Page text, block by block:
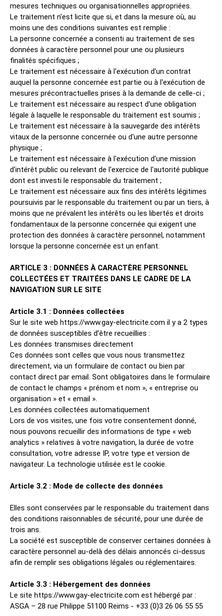
mesures techniques ou organisationnelles appropriées.
Le traitement n'est licite que si, et dans la mesure où, au
moins une des conditions suivantes est remplie :
La personne concernée a consenti au traitement de ses
données à caractère personnel pour une ou plusieurs
finalités spécifiques ;
Le traitement est nécessaire à l'exécution d'un contrat
auquel la personne concernée est partie ou à l'exécution de
mesures précontractuelles prises à la demande de celle-ci ;
Le traitement est nécessaire au respect d'une obligation
légale à laquelle le responsable du traitement est soumis ;
Le traitement est nécessaire à la sauvegarde des intérêts
vitaux de la personne concernée ou d'une autre personne
physique ;
Le traitement est nécessaire à l'exécution d'une mission
d'intérêt public ou relevant de l'exercice de l'autorité publique
dont est investi le responsable du traitement ;
Le traitement est nécessaire aux fins des intérêts légitimes
poursuivis par le responsable du traitement ou par un tiers, à
moins que ne prévalent les intérêts ou les libertés et droits
fondamentaux de la personne concernée qui exigent une
protection des données à caractère personnel, notamment
lorsque la personne concernée est un enfant.
ARTICLE 3 : DONNÉES À CARACTÈRE PERSONNEL
COLLECTÉES ET TRAITÉES DANS LE CADRE DE LA
NAVIGATION SUR LE SITE
Article 3.1 : Données collectées
Sur le site web https://www.gay-electricite.com il y a 2 types
de données susceptibles d’être recueillies :
Les données transmises directement
Ces données sont celles que vous nous transmettez
directement, via un formulaire de contact ou bien par
contact direct par email. Sont obligatoires dans le formulaire
de contact le champs « prénom et nom », « entreprise ou
organisation » et « email ».
Les données collectées automatiquement
Lors de vos visites, une fois votre consentement donné,
nous pouvons recueillir des informations de type « web
analytics » relatives à votre navigation, la durée de votre
consultation, votre adresse IP, votre type et version de
navigateur. La technologie utilisée est le cookie.
Article 3.2 : Mode de collecte des données
Elles sont conservées par le responsable du traitement dans
des conditions raisonnables de sécurité, pour une durée de
trois ans.
La société est susceptible de conserver certaines données à
caractère personnel au-delà des délais annoncés ci-dessus
afin de remplir ses obligations légales ou réglementaires.
Article 3.3 : Hébergement des données
Le site https://www.gay-electricite.com est hébergé par :
ASGA – 28 rue Philippe 51100 Reims - +33 (0)3 26 06 55 55